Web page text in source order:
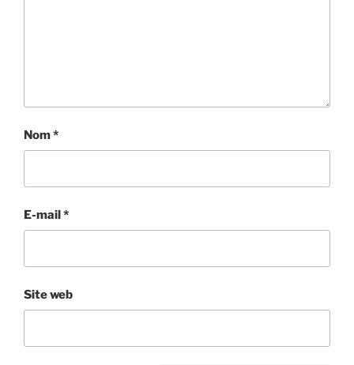
Nom*
E-mail*
Site web